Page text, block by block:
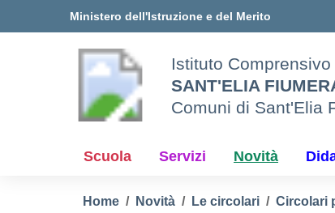
Ministero dell'Istruzione e del Merito
Istituto
SANT'ELIA
Comuni di Sant'Elia
Scuola Servizi Novità
Home Novità Le circolari Circolari